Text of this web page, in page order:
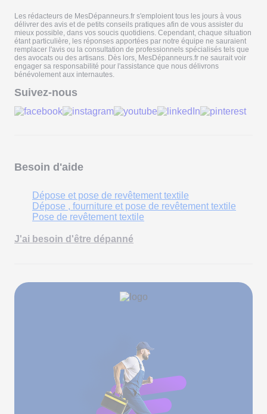
Les rédacteurs de MesDépanneurs.fr s'emploient tous les jours à vous
délivrer des avis et de petits conseils pratiques afin de vous assister du
mieux possible, dans vos soucis quotidiens. Cependant, chaque situation
étant particulière, les réponses apportées par notre équipe ne sauraient
remplacer l'avis ou la consultation de professionnels spécialisés tels que
des avocats ou des artisans. Dès lors, MesDépanneurs.fr ne saurait voir
engager sa responsabilité pour l'assistance que nous délivrons
bénévolement aux internautes.
Suivez-nous
Besoin d'aide
Dépose et pose de revêtement textile
Dépose , fourniture et pose de revêtement textile
Pose de revêtement textile
J'ai besoin d'être dépanné